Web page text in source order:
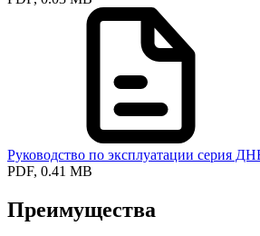
Руководство по эксплуатации серия
PDF, 0.41 MB
Преимущества